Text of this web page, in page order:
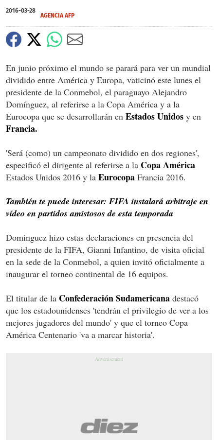
2016-03-28
AGENCIA AFP
En junio próximo el mundo se parará para ver un mundial
dividido entre América y Europa, vaticinó este lunes el
presidente de la Conmebol, el paraguayo Alejandro
Domínguez, al referirse a la Copa América y a la
Eurocopa que se desarrollarán en Estados Unidos y en
Francia.
'Será (como) un campeonato dividido en dos regiones',
especificó el dirigente al referirse a la Copa América
Estados Unidos 2016 y la Eurocopa Francia 2016.
También te puede interesar: FIFA instalará arbitraje en
vídeo en partidos amistosos de esta temporada
Dominguez hizo estas declaraciones en presencia del
presidente de la FIFA, Gianni Infantino, de visita oficial
en la sede de la Conmebol, a quien invitó oficialmente a
inaugurar el torneo continental de 16 equipos.
El titular de la Confederación Sudamericana destacó
que los estadounidenses 'tendrán el privilegio de ver a los
mejores jugadores del mundo' y que el torneo Copa
América Centenario 'va a marcar historia'.